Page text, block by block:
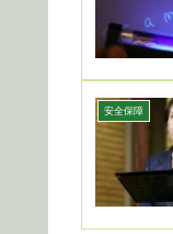
安全保障